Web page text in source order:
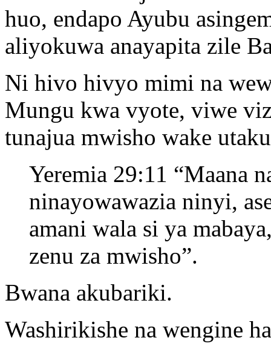
huo, endapo Ayubu
aliyokuwa anayapita zile
Ni hivo hivyo mimi na
Mungu kwa vyote, viwe
tunajua mwisho wake
Yeremia 29:11 “Maana
ninayowawazia ninyi,
amani wala si ya
zenu za mwisho”.
Bwana akubariki.
Washirikishe na wengine